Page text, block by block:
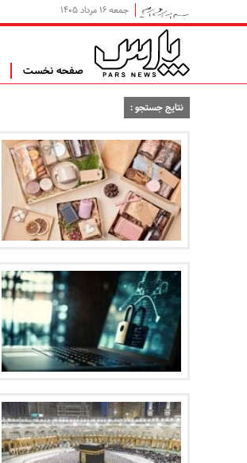
جمعه ۱۶ مرداد ۱۴۰۵
صفحه نخست
نتایج جستجو :